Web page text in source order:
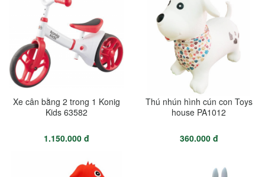
Xe cân bằng 2 trong 1 Konig
Kids 63582
1.150.000 đ
Thú nhún hình cún con Toys
house PA1012
360.000 đ